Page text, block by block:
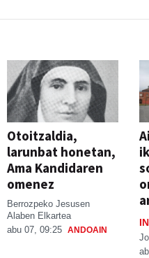
Otoitzaldia,
larunbat honetan,
Ama Kandidaren
omenez
Berrozpeko Jesusen
Alaben Elkartea
abu 07, 09:25 ANDOAIN